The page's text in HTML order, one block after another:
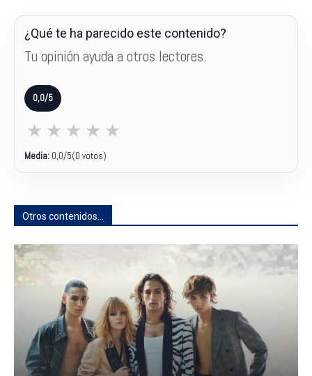
¿Qué te ha parecido este contenido?
Tu opinión ayuda a otros lectores.
0,0/5
★ ★ ★ ★ ★
Media: 0,0/5(0 votos)
Otros contenidos...